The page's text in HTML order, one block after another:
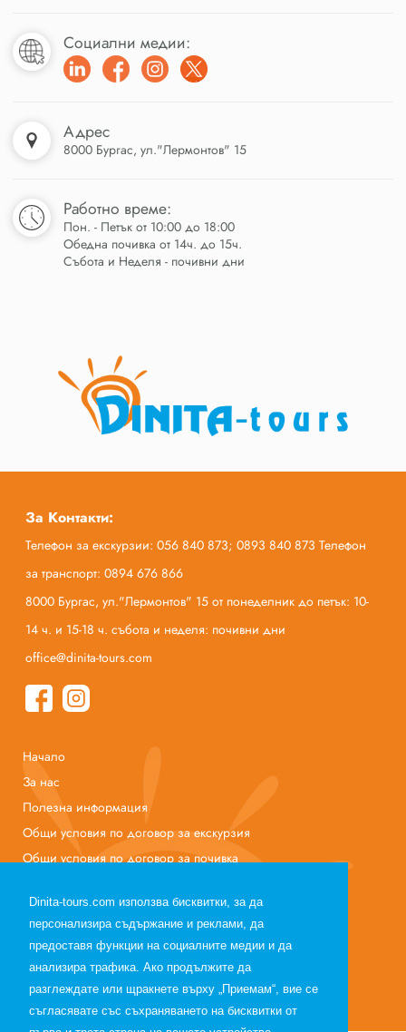
Dinita-tours.com използва бисквитки, за да
персонализира съдържание и реклами, да
предоставя функции на социалните медии и да
анализира трафика. Ако продължите да
разглеждате или щракнете върху „Приемам“, вие се
съгласявате със съхраняването на бисквитки от
Социални медии:
Адрес
8000 Бургас, ул."Лермонтов" 15
Работно време:
Пон. - Петък от 10:00 до 18:00
Обедна почивка от 14ч. до 15ч.
Събота и Неделя - почивни дни
За Контакти:
Телефон за екскурзии: 056 840 873; 0893 840 873 Телефон
за транспорт: 0894 676 866
8000 Бургас, ул."Лермонтов" 15 от понеделник до петък: 10-
14 ч. и 15-18 ч. събота и неделя: почивни дни
office@dinita-tours.com
Начало
За нас
Полезна информация
Общи условия по договор за екскурзия
Общи условия по договор за почивка
Партньори
Web design, web development and SEO Optimization